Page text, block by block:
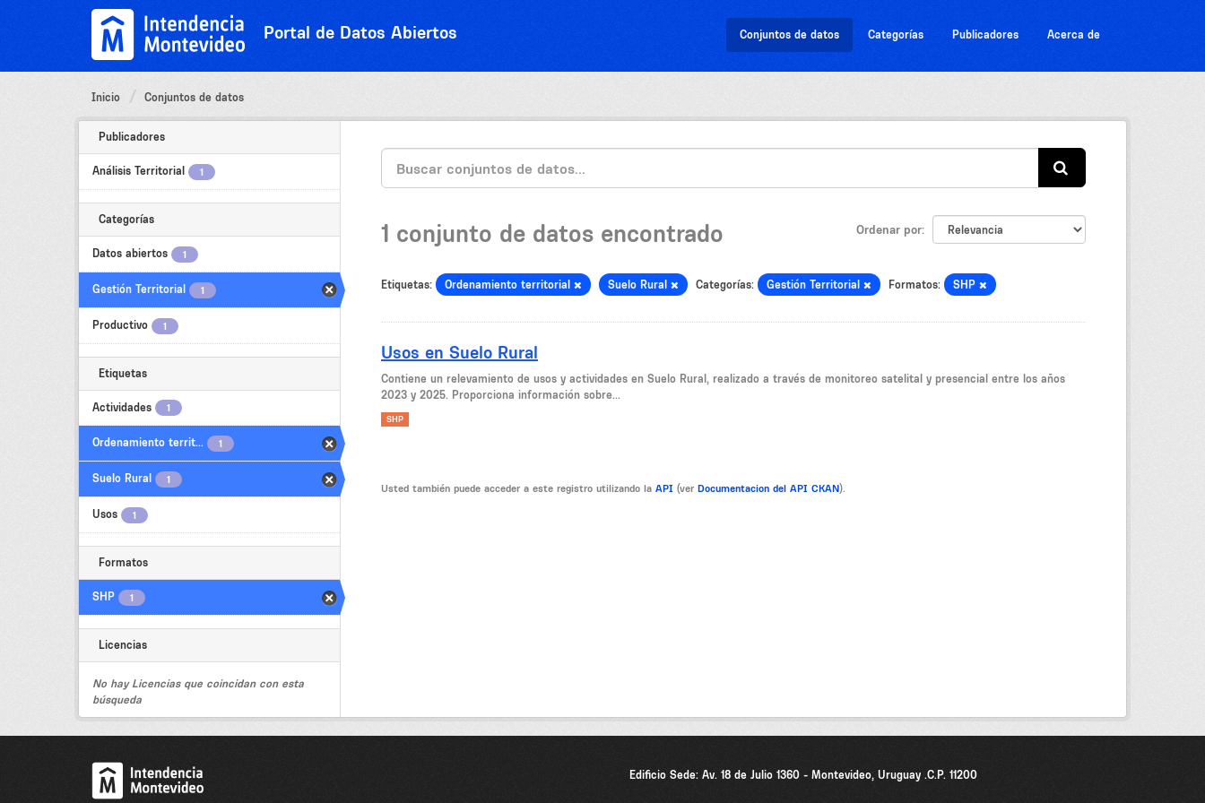
Portal de Datos Abiertos Conjuntos de datos Categorías Publicadores Acerca de
Inicio Conjuntos de datos
Publicadores
Análisis Territorial 1
Categorías
Datos abiertos 1
Gestión Territorial 1
Productivo 1
Etiquetas
Actividades 1
Ordenamiento territ... 1
Suelo Rural 1
Usos 1
Formatos
SHP 1
Licencias
No hay Licencias que coincidan con esta
búsqueda
Ordenar por
1 conjunto de datos encontrado
Etiquetas: Ordenamiento territorial Suelo Rural Categorías: Gestión Territorial Formatos: SHP
Usos en Suelo Rural
Contiene un relevamiento de usos y actividades en Suelo Rural, realizado a través de monitoreo satelital y presencial entre los años
2023 y 2025. Proporciona información sobre...
SHP
Usted también puede acceder a este registro utilizando la API (ver Documentacion del API CKAN).
Edificio Sede: Av. 18 de Julio 1360 - Montevideo, Uruguay .C.P. 11200